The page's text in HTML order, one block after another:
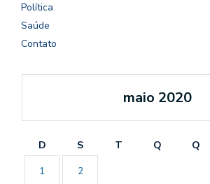
Política
Saúde
Contato
maio 2020
D S T Q Q
1
2